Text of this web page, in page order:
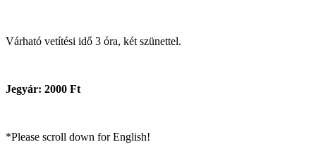
Várható vetítési idő 3 óra, két szünettel.
Jegyár: 2000 Ft
*Please scroll down for English!